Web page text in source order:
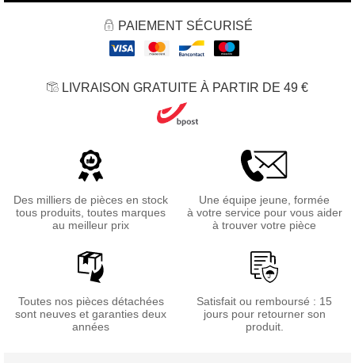
PAIEMENT SÉCURISÉ
LIVRAISON GRATUITE À PARTIR DE 49 €
Des milliers de pièces en stock
tous produits, toutes marques
au meilleur prix
Une équipe jeune, formée
à votre service pour vous aider
à trouver votre pièce
Toutes nos pièces détachées
sont neuves et garanties deux
années
Satisfait ou remboursé : 15
jours pour retourner son
produit.